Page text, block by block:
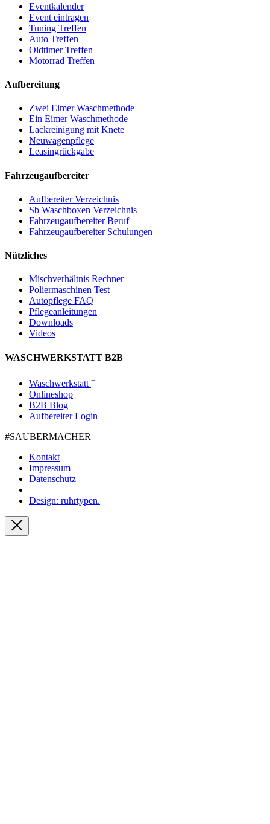
Eventkalender
Event eintragen
Tuning Treffen
Auto Treffen
Oldtimer Treffen
Motorrad Treffen
Aufbereitung
Zwei Eimer Waschmethode
Ein Eimer Waschmethode
Lackreinigung mit Knete
Neuwagenpflege
Leasingrückgabe
Fahrzeugaufbereiter
Aufbereiter Verzeichnis
Sb Waschboxen Verzeichnis
Fahrzeugaufbereiter Beruf
Fahrzeugaufbereiter Schulungen
Nützliches
Mischverhältnis Rechner
Poliermaschinen Test
Autopflege FAQ
Pflegeanleitungen
Downloads
Videos
WASCHWERKSTATT B2B
Waschwerkstatt +
Onlineshop
B2B Blog
Aufbereiter Login
#SAUBER­MACHER
Kontakt
Impressum
Datenschutz
Design: ruhrtypen.